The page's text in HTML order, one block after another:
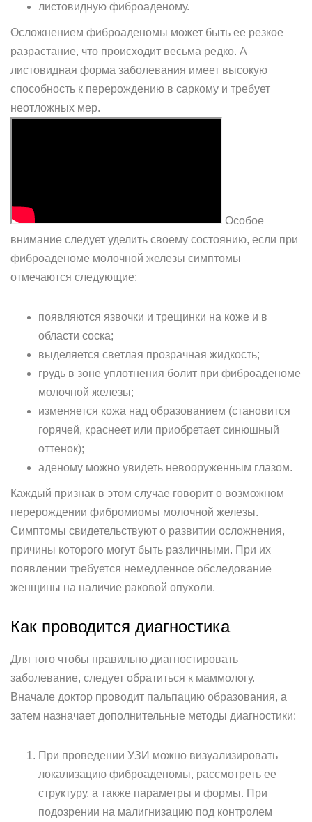
листовидную фиброаденому.
Осложнением фиброаденомы может быть ее резкое
разрастание, что происходит весьма редко. А
листовидная форма заболевания имеет высокую
способность к перерождению в саркому и требует
неотложных мер.
Особое
внимание следует уделить своему состоянию, если при
фиброаденоме молочной железы симптомы
отмечаются следующие:
появляются язвочки и трещинки на коже и в
области соска;
выделяется светлая прозрачная жидкость;
грудь в зоне уплотнения болит при фиброаденоме
молочной железы;
изменяется кожа над образованием (становится
горячей, краснеет или приобретает синюшный
оттенок);
аденому можно увидеть невооруженным глазом.
Каждый признак в этом случае говорит о возможном
перерождении фибромиомы молочной железы.
Симптомы свидетельствуют о развитии осложнения,
причины которого могут быть различными. При их
появлении требуется немедленное обследование
женщины на наличие раковой опухоли.
Как проводится диагностика
Для того чтобы правильно диагностировать
заболевание, следует обратиться к маммологу.
Вначале доктор проводит пальпацию образования, а
затем назначает дополнительные методы диагностики:
При проведении УЗИ можно визуализировать
локализацию фиброаденомы, рассмотреть ее
структуру, а также параметры и формы. При
подозрении на малигнизацию под контролем